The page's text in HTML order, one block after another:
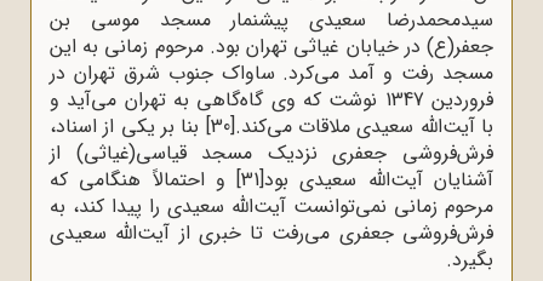
سیدمحمدرضا سعیدی پیشنمار مسجد موسی بن
جعفر(ع) در خیابان غیاثی تهران بود. مرحوم زمانی به این
مسجد رفت و آمد می‌کرد. ساواک جنوب شرق تهران در
فروردین 1347 نوشت که وی گاه‌گاهی به تهران می‌آید و
با آیت‌الله سعیدی ملاقات می‌کند.[30]
بنا بر یکی از اسناد،
فرش‌فروشی جعفری نزدیک مسجد قیاسی(غیاثی) از
آشنایان آیت‌الله سعیدی بود[31]
و احتمالاً هنگامی که
مرحوم زمانی نمی‌توانست آیت‌الله سعیدی را پیدا کند، به
فرش‌فروشی جعفری می‌رفت تا خبری از آیت‌الله سعیدی
بگیرد.